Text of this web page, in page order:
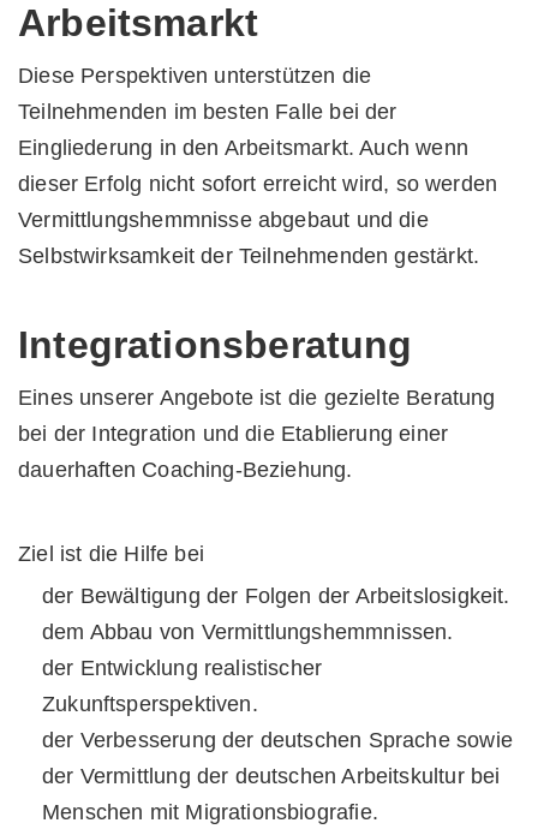
Arbeitsmarkt
Diese Perspektiven unterstützen die
Teilnehmenden im besten Falle bei der
Eingliederung in den Arbeitsmarkt. Auch wenn
dieser Erfolg nicht sofort erreicht wird, so werden
Vermittlungshemmnisse abgebaut und die
Selbstwirksamkeit der Teilnehmenden gestärkt.
Integrationsberatung
Eines unserer Angebote ist die gezielte Beratung
bei der Integration und die Etablierung einer
dauerhaften Coaching-Beziehung.
Ziel ist die Hilfe bei
der Bewältigung der Folgen der Arbeitslosigkeit.
dem Abbau von Vermittlungshemmnissen.
der Entwicklung realistischer
Zukunftsperspektiven.
der Verbesserung der deutschen Sprache sowie
der Vermittlung der deutschen Arbeitskultur bei
Menschen mit Migrationsbiografie.